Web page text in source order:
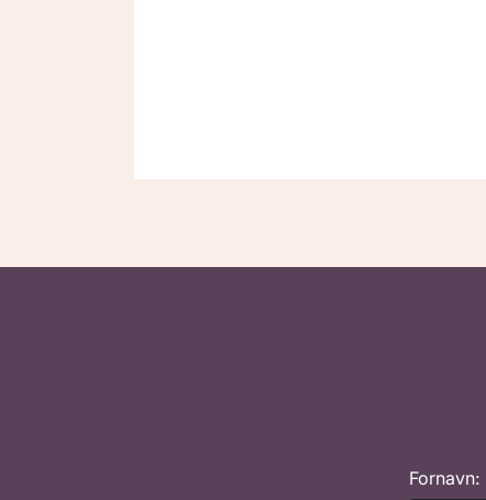
Fornavn: